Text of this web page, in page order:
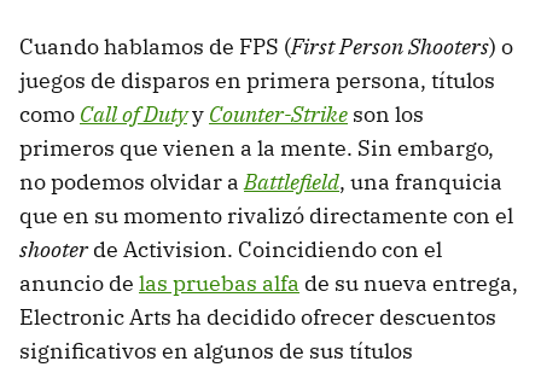
Cuando hablamos de FPS (First Person Shooters) o
juegos de disparos en primera persona, títulos
como Call of Dutyy Counter-Strike son los
primeros que vienen a la mente. Sin embargo,
no podemos olvidar aBattlefield, una franquicia
que en su momento rivalizó directamente con el
shooterde Activision. Coincidiendo con el
anuncio de las pruebas alfa de su nueva entrega,
Electronic Arts ha decidido ofrecer descuentos
significativos en algunos de sus títulos